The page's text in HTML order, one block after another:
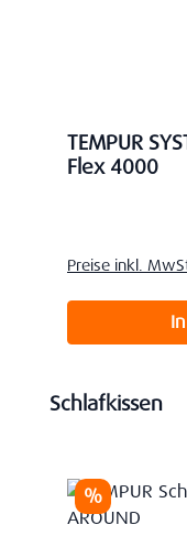
TEMPUR
Flex 4000
Regulärer
Preise inkl.
Produktgalerie
Schlafkissen
Rabatt
%